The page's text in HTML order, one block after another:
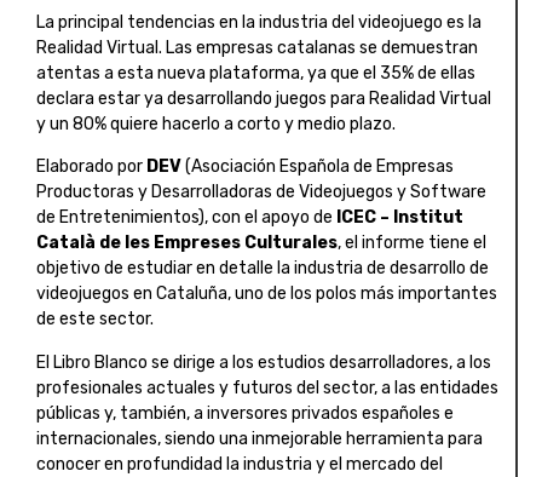
La principal tendencias en la industria del videojuego es la
Realidad Virtual. Las empresas catalanas se demuestran
atentas a esta nueva plataforma, ya que el 35% de ellas
declara estar ya desarrollando juegos para Realidad Virtual
y un 80% quiere hacerlo a corto y medio plazo.
Elaborado por DEV (Asociación Española de Empresas
Productoras y Desarrolladoras de Videojuegos y Software
de Entretenimientos), con el apoyo de ICEC – Institut
Català de les Empreses Culturales, el informe tiene el
objetivo de estudiar en detalle la industria de desarrollo de
videojuegos en Cataluña, uno de los polos más importantes
de este sector.
El Libro Blanco se dirige a los estudios desarrolladores, a los
profesionales actuales y futuros del sector, a las entidades
públicas y, también, a inversores privados españoles e
internacionales, siendo una inmejorable herramienta para
conocer en profundidad la industria y el mercado del